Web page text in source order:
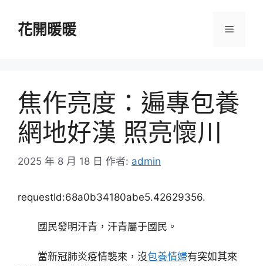
花開暖暖 選
焦作亮度：遍專包養
網地好漢 照亮懷川
2025 年 8 月 18 日 作者: admin
requestId:68a0b34180abe5.42629356.
國民發明汗青，汗青屬于國民。
當新冠肺炎疫情襲來，沒包養情婦有突如其來